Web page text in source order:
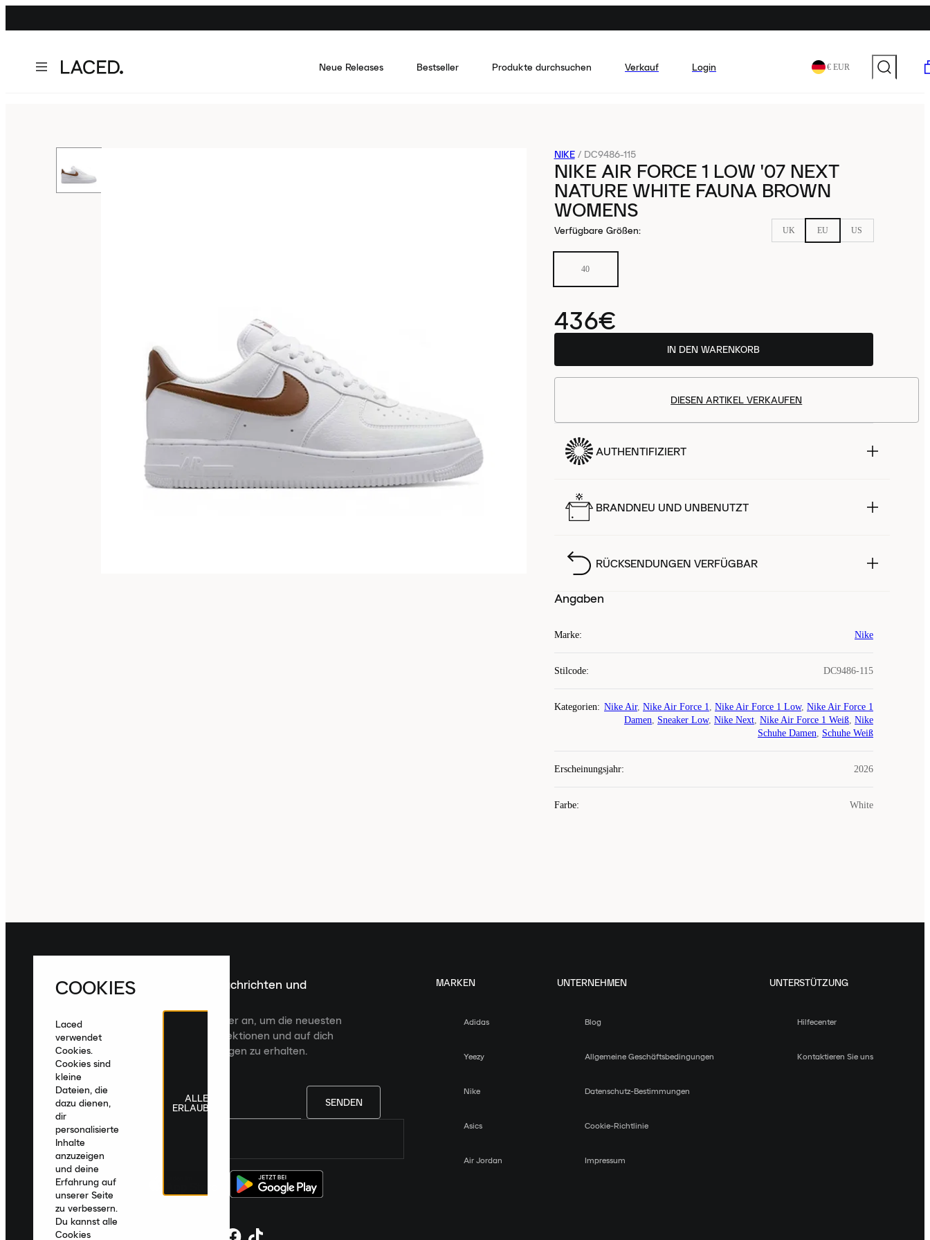
Neue Releases Bestseller Produkte durchsuchen Verkauf Login € EUR
NIKE / DC9486-115
NIKE AIR FORCE 1 LOW '07 NEXT
NATURE WHITE FAUNA BROWN
WOMENS
Verfügbare Größen: UK EU US
40
436€
IN DEN WARENKORB
DIESEN ARTIKEL VERKAUFEN
AUTHENTIFIZIERT
BRANDNEU UND UNBENUTZT
RÜCKSENDUNGEN VERFÜGBAR
Angaben
Marke: Nike
Stilcode: DC9486-115
Kategorien: Nike Air, Nike Air Force 1, Nike Air Force 1 Low, Nike Air Force 1
Damen, Sneaker Low, Nike Next, Nike Air Force 1 Weiß, Nike
Schuhe Damen, Schuhe Weiß
Erscheinungsjahr: 2026
Farbe: White
Melde dich für die neuesten Nachrichten und
Veröffentlichungen an
Melde dich für den Laced Newsletter an, um die neuesten
Veröffentlichungen, kuratierte Kollektionen und auf dich
zugeschnittene Produktempfehlungen zu erhalten.
SENDEN
MARKEN
Adidas
Yeezy
Nike
Asics
Air Jordan
UNTERNEHMEN
Blog
Allgemeine Geschäftsbedingungen
Datenschutz-Bestimmungen
Cookie-Richtlinie
Impressum
UNTERSTÜTZUNG
Hilfecenter
Kontaktieren Sie uns
COOKIES
Laced
verwendet
Cookies.
Cookies sind
kleine
Dateien, die
dazu dienen,
dir
personalisierte
Inhalte
anzuzeigen
und deine
Erfahrung auf
unserer Seite
zu verbessern.
Du kannst alle
Cookies
ALLE
ERLAUBEN